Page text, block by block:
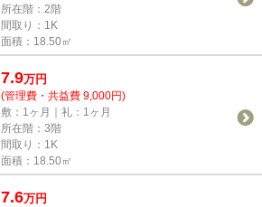
所在階：2階
間取り：1K
面積：18.50㎡
7.9万円
(管理費・共益費 9,000円)
敷：1ヶ月｜礼：1ヶ月
所在階：3階
間取り：1K
面積：18.50㎡
7.6万円